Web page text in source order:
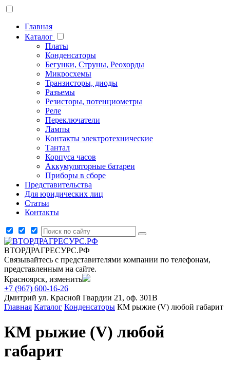
Главная
Каталог
Платы
Конденсаторы
Бегунки, Струны, Реохорды
Микросхемы
Транзисторы, диоды
Разъемы
Резисторы, потенциометры
Реле
Переключатели
Лампы
Контакты электротехнические
Тантал
Корпуса часов
Аккумуляторные батареи
Приборы в сборе
Представительства
Для юридических лиц
Статьи
Контакты
ВТОРДРАГРЕСУРС.РФ
Связывайтесь с представителями компании по телефонам,
представленным на сайте.
Красноярск, изменить
+7 (967) 600-16-26
Дмитрий ул. Красной Гвардии 21, оф. 301В
Главная Каталог Конденсаторы КМ рыжие (V) любой габарит
КМ рыжие (V) любой
габарит